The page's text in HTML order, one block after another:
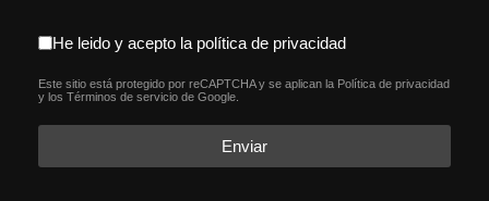
aceptacion política de
He leido y acepto la política de privacidad
reCAPTCHA*
Este sitio está protegido por reCAPTCHA y se aplican la Política de privacidad
y los Términos de servicio de Google.
Enviar